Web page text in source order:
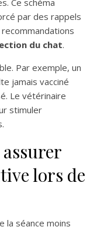
Ce schéma
par des rappels
du chat.
Par exemple, un
jamais vacciné
Le vétérinaire
stimuler
lors de
la séance moins